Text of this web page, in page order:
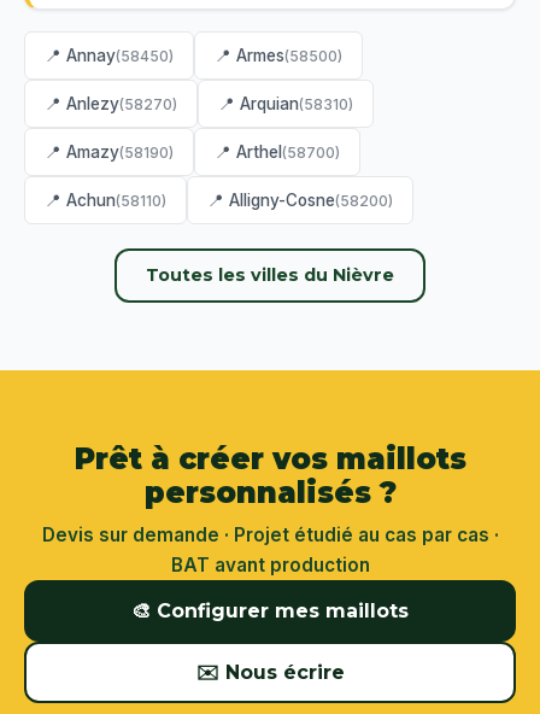
📍 Annay(58450) 📍 Armes(58500)
📍 Anlezy(58270) 📍 Arquian(58310)
📍 Amazy(58190) 📍 Arthel (58700)
📍 Achun(58110) 📍 Alligny-Cosne(58200)
Toutes les villes du Nièvre
Prêt à créer vos maillots
personnalisés ?
Devis sur demande · Projet étudié au cas par cas ·
BAT avant production
🎨 Configurer mes maillots
✉️ Nous écrire